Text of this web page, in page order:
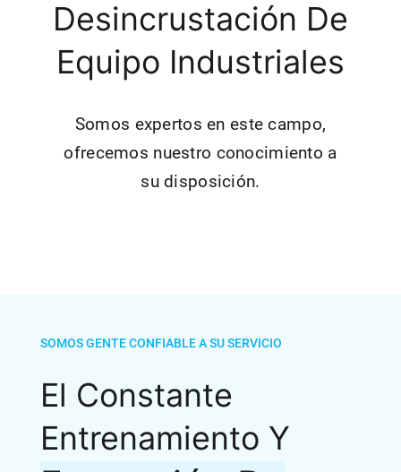
Desincrustación De
Equipo Industriales
Somos expertos en este campo,
ofrecemos nuestro conocimiento a
su disposición.
SOMOS GENTE CONFIABLE A SU SERVICIO
El Constante
Entrenamiento Y